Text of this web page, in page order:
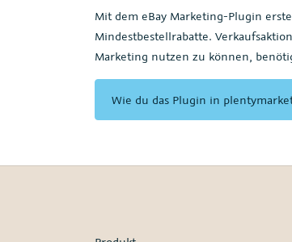
Mit dem eBay Marketing-Plugin
Mindestbestellrabatte.
Marketing nutzen zu können,
Wie du das Plugin in